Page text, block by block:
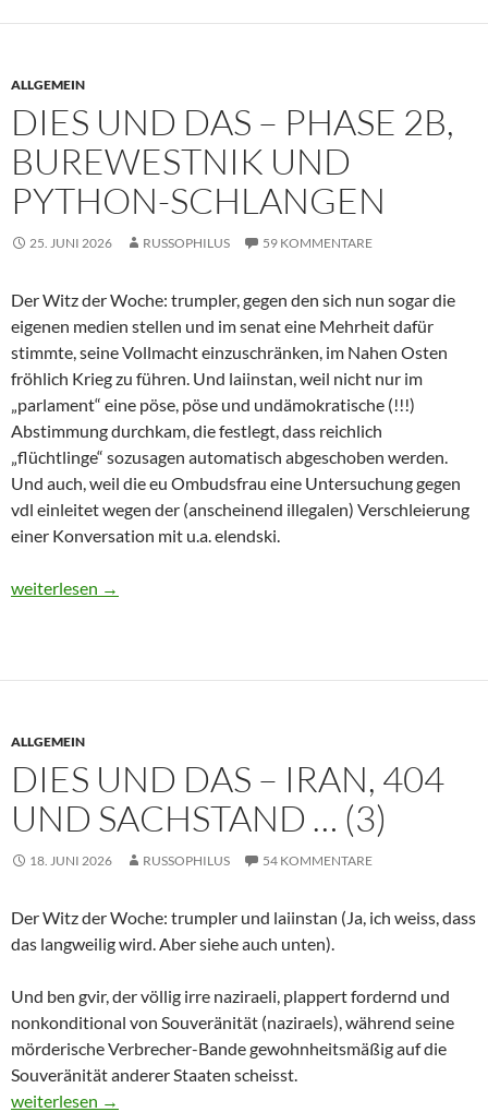
ALLGEMEIN
DIES UND DAS – PHASE 2B,
BUREWESTNIK UND
PYTHON-SCHLANGEN
25. JUNI 2026 RUSSOPHILUS 59 KOMMENTARE
Der Witz der Woche: trumpler, gegen den sich nun sogar die
eigenen medien stellen und im senat eine Mehrheit dafür
stimmte, seine Vollmacht einzuschränken, im Nahen Osten
fröhlich Krieg zu führen. Und laiinstan, weil nicht nur im
„parlament“ eine pöse, pöse und undämokratische (!!!)
Abstimmung durchkam, die festlegt, dass reichlich
„flüchtlinge“ sozusagen automatisch abgeschoben werden.
Und auch, weil die eu Ombudsfrau eine Untersuchung gegen
vdl einleitet wegen der (anscheinend illegalen) Verschleierung
einer Konversation mit u.a. elendski.
Dies und Das – Phase 2b, Burewestnik und Python-Schlangen
weiterlesen →
ALLGEMEIN
DIES UND DAS – IRAN, 404
UND SACHSTAND … (3)
18. JUNI 2026 RUSSOPHILUS 54 KOMMENTARE
Der Witz der Woche: trumpler und laiinstan (Ja, ich weiss, dass
das langweilig wird. Aber siehe auch unten).
Und ben gvir, der völlig irre naziraeli, plappert fordernd und
nonkonditional von Souveränität (naziraels), während seine
mörderische Verbrecher-Bande gewohnheitsmäßig auf die
Souveränität anderer Staaten scheisst.
Dies und Das – Iran, 404 und Sachstand … (3)
weiterlesen →